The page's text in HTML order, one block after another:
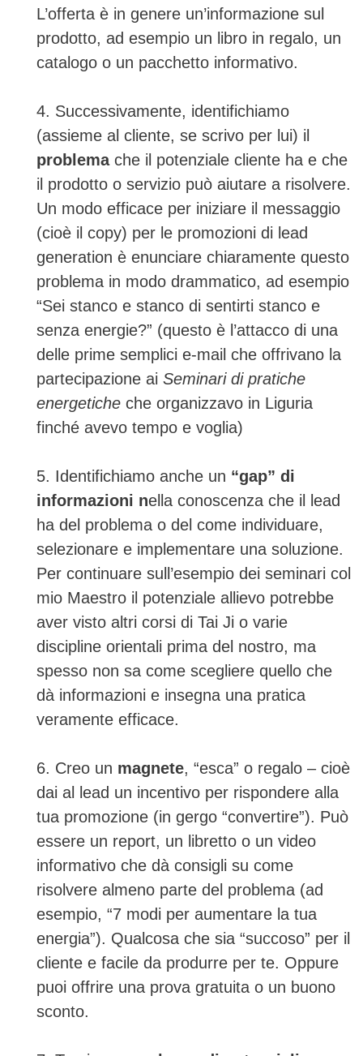
L’offerta è in genere un’informazione sul
prodotto, ad esempio un libro in regalo, un
catalogo o un pacchetto informativo.
4. Successivamente, identifichiamo
(assieme al cliente, se scrivo per lui) il
problemache il potenziale cliente ha e che
il prodotto o servizio può aiutare a risolvere.
Un modo efficace per iniziare il messaggio
(cioè il copy) per le promozioni di lead
generation è enunciare chiaramente questo
problema in modo drammatico, ad esempio
“Sei stanco e stanco di sentirti stanco e
senza energie?” (questo è l’attacco di una
delle prime semplici e-mail che offrivano la
partecipazione ai Seminari di pratiche
energetiche che organizzavo in Liguria
finché avevo tempo e voglia)
5. Identifichiamo anche un “gap” di
informazioni nella conoscenza che il lead
ha del problema o del come individuare,
selezionare e implementare una soluzione.
Per continuare sull’esempio dei seminari col
mio Maestro il potenziale allievo potrebbe
aver visto altri corsi di Tai Ji o varie
discipline orientali prima del nostro, ma
spesso non sa come scegliere quello che
dà informazioni e insegna una pratica
veramente efficace.
6. Creo un magnete, “esca” o regalo – cioè
dai al lead un incentivo per rispondere alla
tua promozione (in gergo “convertire”). Può
essere un report, un libretto o un video
informativo che dà consigli su come
risolvere almeno parte del problema (ad
esempio, “7 modi per aumentare la tua
energia”). Qualcosa che sia “succoso” per il
cliente e facile da produrre per te. Oppure
puoi offrire una prova gratuita o un buono
sconto.